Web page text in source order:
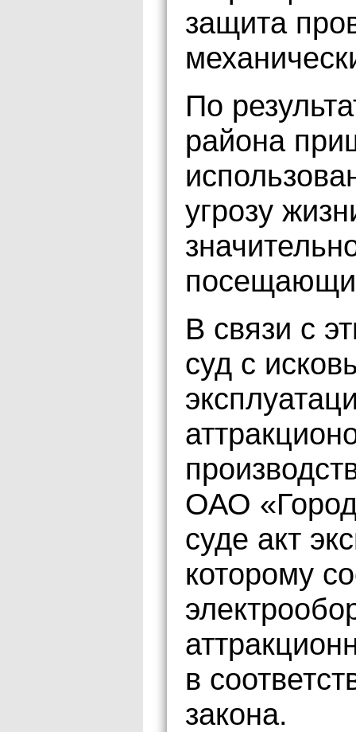
защита
По
района
угрозу
В связи с
суд с
ОАО
суде акт
которому
в
закона.